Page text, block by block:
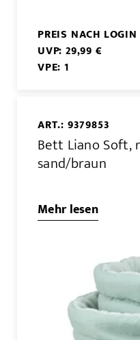
PREIS NACH LOGIN
UVP: 29,99 €
VPE: 1
ART.: 9379853
Bett Liano Soft,
sand/braun
Mehr lesen